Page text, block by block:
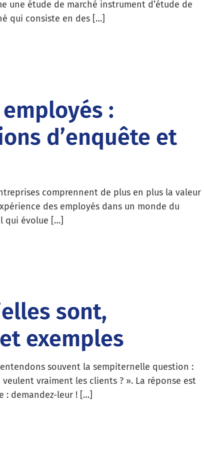
une étude de marché instrument d’étude de
qui consiste en des […]
employés :
d’enquête et
comprennent de plus en plus la valeur
des employés dans un monde du
qui évolue […]
sont,
exemples
souvent la sempiternelle question :
veulent vraiment les clients ? ». La réponse est
: demandez-leur ! […]